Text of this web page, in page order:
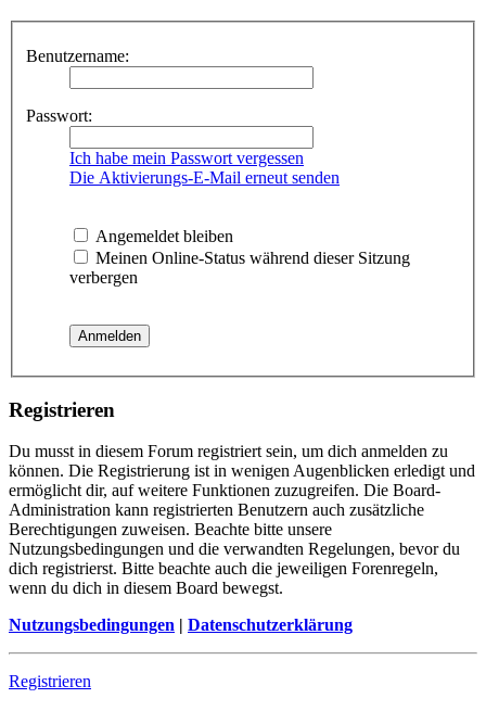
Benutzername:
Passwort:
Ich habe mein Passwort vergessen
Die Aktivierungs-E-Mail erneut senden
Angemeldet bleiben
Meinen Online-Status während dieser Sitzung
verbergen
Registrieren
Du musst in diesem Forum registriert sein, um dich anmelden zu
können. Die Registrierung ist in wenigen Augenblicken erledigt und
ermöglicht dir, auf weitere Funktionen zuzugreifen. Die Board-
Administration kann registrierten Benutzern auch zusätzliche
Berechtigungen zuweisen. Beachte bitte unsere
Nutzungsbedingungen und die verwandten Regelungen, bevor du
dich registrierst. Bitte beachte auch die jeweiligen Forenregeln,
wenn du dich in diesem Board bewegst.
Nutzungsbedingungen | Datenschutzerklärung
Registrieren